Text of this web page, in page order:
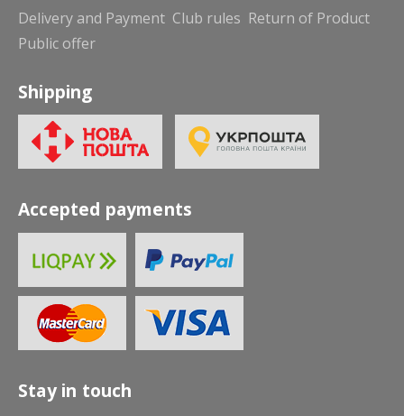
Delivery and Payment Club rules Return of Product
Public offer
Shipping
Accepted payments
Stay in touch